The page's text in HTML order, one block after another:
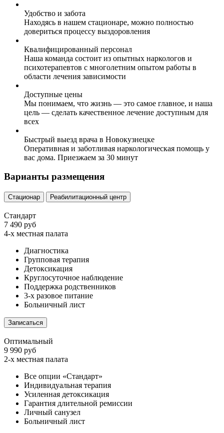
Удобство и забота
Находясь в нашем стационаре, можно полностью
довериться процессу выздоровления
Квалифицированный персонал
Наша команда состоит из опытных наркологов и
психотерапевтов с многолетним опытом работы в
области лечения зависимости
Доступные цены
Мы понимаем, что жизнь — это самое главное, и наша
цель — сделать качественное лечение доступным для
всех
Быстрый выезд врача в Новокузнецке
Оперативная и заботливая наркологическая помощь у
вас дома. Приезжаем за 30 минут
Варианты размещения
Стационар Реабилитационный центр
Стандарт
7 490 руб
4-х местная палата
Диагностика
Групповая терапия
Детоксикация
Круглосуточное наблюдение
Поддержка родственников
3-х разовое питание
Больничный лист
Записаться
Оптимальный
9 990 руб
2-х местная палата
Все опции «Стандарт»
Индивидуальная терапия
Усиленная детоксикация
Гарантия длительной ремиссии
Личный санузел
Больничный лист